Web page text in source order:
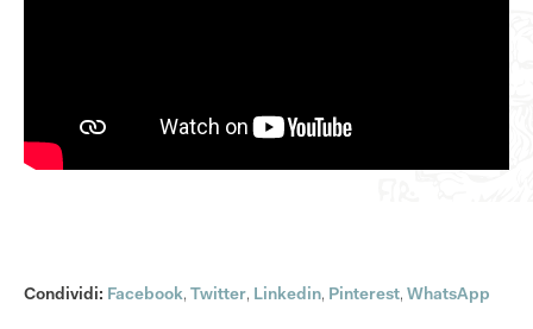
Condividi: Facebook, Twitter, Linkedin, Pinterest, WhatsApp